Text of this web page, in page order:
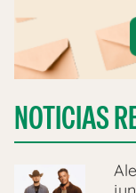
NOTICIAS